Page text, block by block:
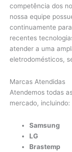
competência dos
nossa equipe
continuamente
recentes
atender a uma
eletrodomésticos,
Marcas Atendidas
Atendemos todas
mercado, incluindo:
Samsung
LG
Brastemp